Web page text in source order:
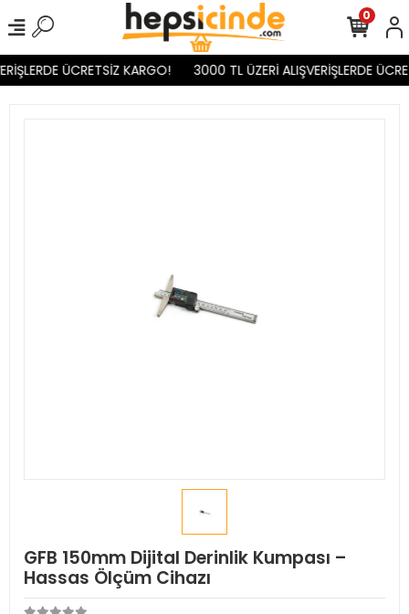
ÜCRETSİZ KARGO! 3000 TL ÜZERİ ALIŞVERİŞLERDE
0
GFB 150mm Dijital Derinlik Kumpası –
Hassas Ölçüm Cihazı